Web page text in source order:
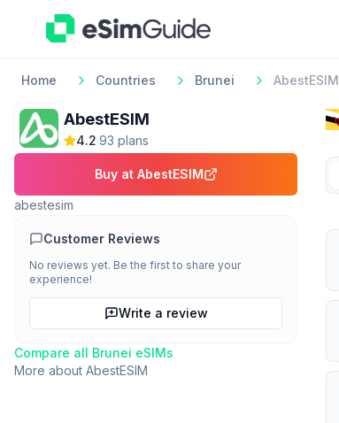
Home Countries Brunei AbestESIM
AbestESIM
4.2·93 plans
Buy at AbestESIM
abestesim
Customer Reviews
No reviews yet. Be the first to share your
experience!
Write a review
Compare all Brunei eSIMs
More about AbestESIM